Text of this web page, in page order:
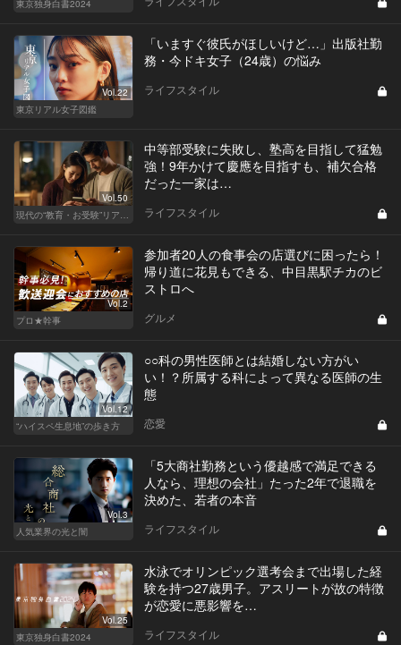
東京独身白書2024
Vol.22
東京リアル女子図鑑
「いますぐ彼氏がほしいけど…」出版社勤
務・今ドキ女子（24歳）の悩み
ライフスタイル
Vol.50
現代の“教育・お受験”リアルドキュメント
中等部受験に失敗し、塾高を目指して猛勉
強！9年かけて慶應を目指すも、補欠合格
だった一家は…
ライフスタイル
Vol.2
プロ★幹事
参加者20人の食事会の店選びに困ったら！
帰り道に花見もできる、中目黒駅チカのビ
ストロへ
グルメ
Vol.12
“ハイスペ生息地”の歩き方
○○科の男性医師とは結婚しない方がい
い！？所属する科によって異なる医師の生
態
恋愛
Vol.3
人気業界の光と闇
「5大商社勤務という優越感で満足できる
人なら、理想の会社」たった2年で退職を
決めた、若者の本音
ライフスタイル
Vol.25
東京独身白書2024
水泳でオリンピック選考会まで出場した経
験を持つ27歳男子。アスリートが故の特徴
が恋愛に悪影響を…
ライフスタイル